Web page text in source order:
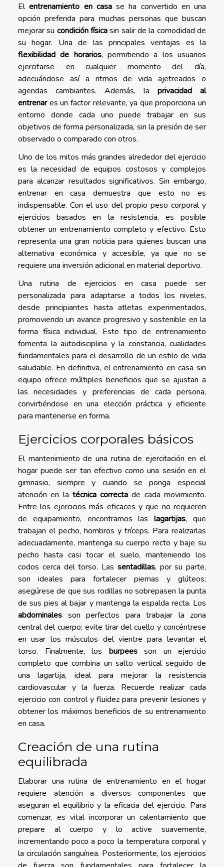
Elentrenamiento en casase ha convertido en una
opción preferida para muchas personas que buscan
mejorar su condición físicasin salir de la comodidad de
su hogar. Una de las principales ventajas es la
flexibilidad de horarios, permitiendo a los usuarios
ejercitarse en cualquier momento del día,
adecuándose así a ritmos de vida ajetreados o
agendas cambiantes. Además, la privacidad al
entrenares un factor relevante, ya que proporciona un
entorno donde cada uno puede trabajar en sus
objetivos de forma personalizada, sin la presión de ser
observado o comparado con otros.
Uno de los mitos más grandes alrededor del ejercicio
es la necesidad de equipos costosos y complejos
para alcanzar resultados significativos. Sin embargo,
entrenar en casa demuestra que esto no es
indispensable. Con el uso del propio peso corporal y
ejercicios basados en la resistencia, es posible
obtener un entrenamiento completo y efectivo. Esto
representa una gran noticia para quienes buscan una
alternativa económica y accesible, ya que no se
requiere una inversión adicional en material deportivo.
Una rutina de ejercicios en casa puede ser
personalizada para adaptarse a todos los niveles,
desde principiantes hasta atletas experimentados,
promoviendo un avance progresivo y sostenible en la
forma física individual. Este tipo de entrenamiento
fomenta la autodisciplina y la constancia, cualidades
fundamentales para el desarrollo de un estilo de vida
saludable. En definitiva, el entrenamiento en casa sin
equipo ofrece múltiples beneficios que se ajustan a
las necesidades y preferencias de cada persona,
convirtiéndose en una elección práctica y eficiente
para mantenerse en forma.
Ejercicios corporales básicos
El mantenimiento de una rutina de ejercitación en el
hogar puede ser tan efectivo como una sesión en el
gimnasio, siempre y cuando se ponga especial
atención en la técnica correcta de cada movimiento.
Entre los ejercicios más eficaces y que no requieren
de equipamiento, encontramos laslagartijas, que
trabajan el pecho, hombros y tríceps. Para realizarlas
adecuadamente, mantenga su cuerpo recto y baje su
pecho hasta casi tocar el suelo, manteniendo los
codos cerca del torso. Las sentadillas, por su parte,
son ideales para fortalecer piernas y glúteos;
asegúrese de que sus rodillas no sobrepasen la punta
de sus pies al bajar y mantenga la espalda recta. Los
abdominales son perfectos para trabajar la zona
central del cuerpo; evite tirar del cuello y concéntrese
en usar los músculos del vientre para levantar el
torso. Finalmente, los burpeesson un ejercicio
completo que combina un salto vertical seguido de
una lagartija, ideal para mejorar la resistencia
cardiovascular y la fuerza. Recuerde realizar cada
ejercicio con control y fluidez para prevenir lesiones y
obtener los máximos beneficios de su entrenamiento
en casa.
Creación de una rutina
equilibrada
Elaborar una rutina de entrenamiento en el hogar
requiere atención a diversos componentes que
aseguran el equilibrio y la eficacia del ejercicio. Para
comenzar, es vital incorporar un calentamiento que
prepare al cuerpo y lo active suavemente,
incrementando poco a poco la temperatura corporal y
la circulación sanguínea. Posteriormente, los ejercicios